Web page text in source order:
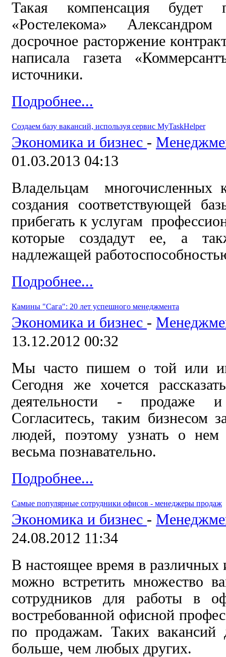
Такая компенсация будет
«Ростелекома»
досрочное расторжение
написала газета
источники.
Подробнее...
Создаем базу вакансий, используя сервис MyTaskHelper
Экономика и бизнес -
01.03.2013 04:13
Владельцам многочисленных
создания соответствующей
прибегать к услугам
которые создадут ее, а
надлежащей
Подробнее...
Камины "Сага": 20 лет успешного менеджмента
Экономика и бизнес -
13.12.2012 00:32
Мы часто пишем о той или
Сегодня же хочется
деятельности - продаже и
Согласитесь, таким бизнесом
людей, поэтому узнать о нем
весьма познавательно.
Подробнее...
Самые популярные сотрудники офисов - менеджеры продаж
Экономика и бизнес -
24.08.2012 11:34
В настоящее время в
можно встретить множество
сотрудников для работы в
востребованной офисной
по продажам. Таких вакансий
больше, чем любых других.